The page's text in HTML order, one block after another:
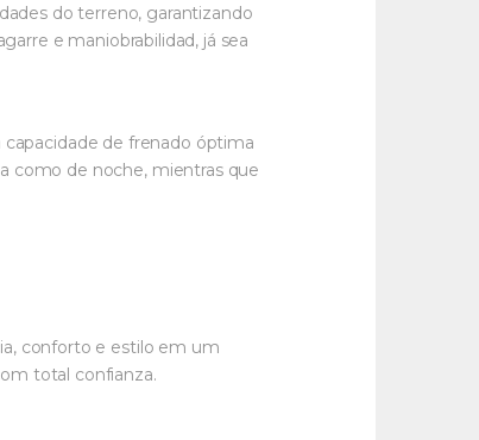
do terreno, garantizando
e maniobrabilidad, já sea
de frenado óptima
como de noche, mientras que
conforto e estilo em um
total confianza.